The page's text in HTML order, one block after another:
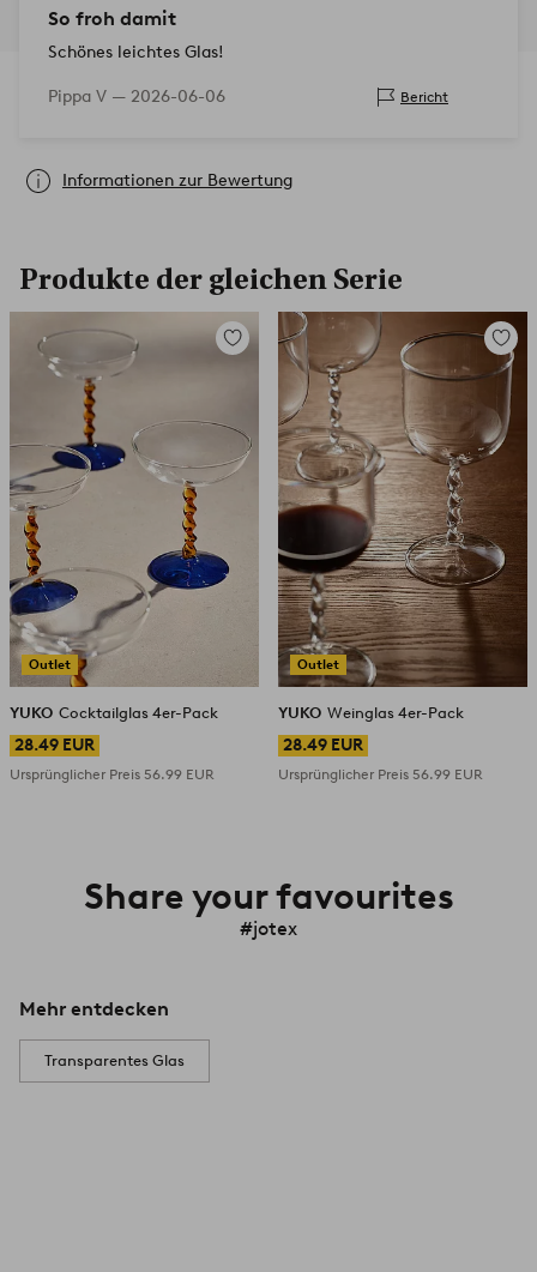
So froh damit
Schönes leichtes Glas!
Pippa V — 2026-06-06 Bericht
Informationen zur Bewertung
Produkte der gleichen Serie
Outlet
Zu
YUKO Cocktailglas 4er-Pack
28.49 EUR
Ursprünglicher Preis 56.99 EUR
Outlet
Zu
YUKO Weinglas 4er-Pack
28.49 EUR
Ursprünglicher Preis 56.99 EUR
Share your favourites
#jotex
Mehr entdecken
Transparentes Glas